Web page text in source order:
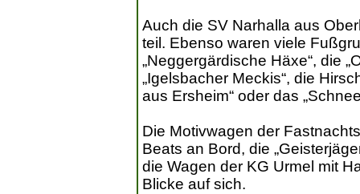
Auch die SV Narhalla aus
teil. Ebenso waren viele
„Neggergärdische Häxe“, die
„Igelsbacher Meckis“, die
aus Ersheim“ oder das
Die Motivwagen der
Beats an Bord, die
die Wagen der KG Urmel mit
Blicke auf sich.